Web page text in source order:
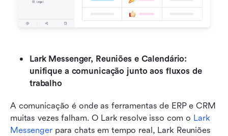
Lark Messenger, Reuniões e Calendário:
unifique a comunicação junto aos fluxos de
trabalho
A comunicação é onde as ferramentas de ERP e CRM
muitas vezes falham. O Lark resolve isso com o Lark
Messenger para chats em tempo real, Lark Reuniões